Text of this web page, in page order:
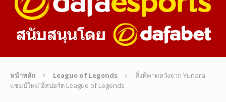
หน้าหลัก League of Legends
สิ่งที่คาดหวังจาก Yunara
แชมป์ใหม่ อีสปอร์ต League of Legends